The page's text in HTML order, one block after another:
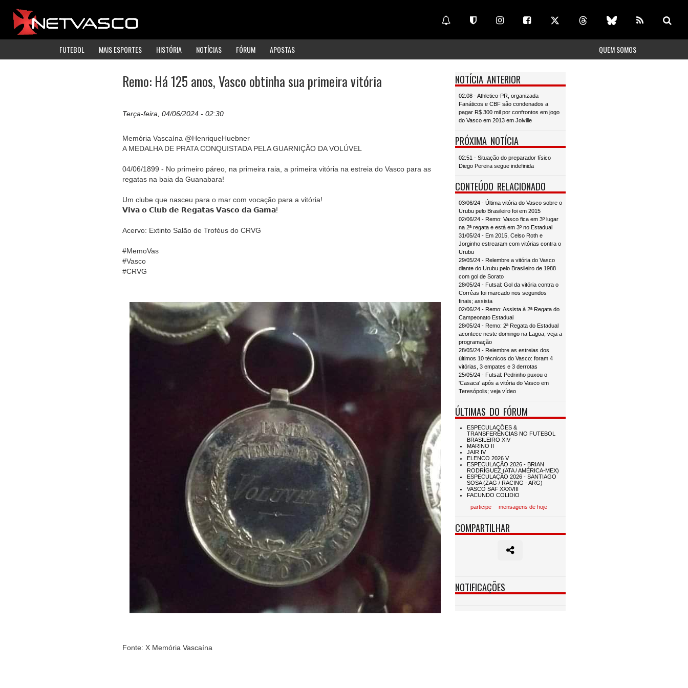
FUTEBOL MAIS ESPORTES HISTÓRIA NOTÍCIAS FÓRUM APOSTAS QUEM SOMOS
Remo: Há 125 anos, Vasco obtinha sua primeira vitória
Terça-feira, 04/06/2024 - 02:30
Memória Vascaína @HenriqueHuebner
A MEDALHA DE PRATA CONQUISTADA PELA GUARNIÇÃO DA VOLÚVEL
04/06/1899 - No primeiro páreo, na primeira raia, a primeira vitória na estreia do Vasco para as
regatas na baia da Guanabara!
Um clube que nasceu para o mar com vocação para a vitória!
𝗩𝗶𝘃𝗮 𝗼 𝗖𝗹𝘂𝗯 𝗱𝗲 𝗥𝗲𝗴𝗮𝘁𝗮𝘀 𝗩𝗮𝘀𝗰𝗼 𝗱𝗮 𝗚𝗮𝗺𝗮!
Acervo: Extinto Salão de Troféus do CRVG
#MemoVas
#Vasco
#CRVG
Fonte: X Memória Vascaína
NOTÍCIA ANTERIOR
02:08 - Athletico-PR, organizada
Fanáticos e CBF são condenados a
pagar R$ 300 mil por confrontos em jogo
do Vasco em 2013 em Joiville
PRÓXIMA NOTÍCIA
02:51 - Situação do preparador físico
Diego Pereira segue indefinida
CONTEÚDO RELACIONADO
03/06/24 - Última vitória do Vasco sobre o
Urubu pelo Brasileiro foi em 2015
02/06/24 - Remo: Vasco fica em 3º lugar
na 2ª regata e está em 3º no Estadual
31/05/24 - Em 2015, Celso Roth e
Jorginho estrearam com vitórias contra o
Urubu
29/05/24 - Relembre a vitória do Vasco
diante do Urubu pelo Brasileiro de 1988
com gol de Sorato
28/05/24 - Futsal: Gol da vitória contra o
Corrêas foi marcado nos segundos
finais; assista
02/06/24 - Remo: Assista à 2ª Regata do
Campeonato Estadual
28/05/24 - Remo: 2ª Regata do Estadual
acontece neste domingo na Lagoa; veja a
programação
28/05/24 - Relembre as estreias dos
últimos 10 técnicos do Vasco: foram 4
vitórias, 3 empates e 3 derrotas
25/05/24 - Futsal: Pedrinho puxou o
'Casaca' após a vitória do Vasco em
Teresópolis; veja vídeo
ÚLTIMAS DO FÓRUM
participe mensagens de hoje
COMPARTILHAR
NOTIFICAÇÕES